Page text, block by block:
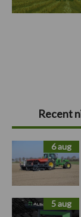
Primaire
Sidebar
Recent
6 aug
5 aug